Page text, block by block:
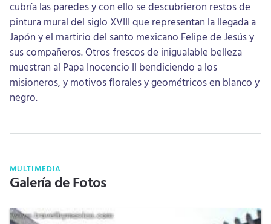
cubría las paredes y con ello se descubrieron restos de
pintura mural del siglo XVIII que representan la llegada a
Japón y el martirio del santo mexicano Felipe de Jesús y
sus compañeros. Otros frescos de inigualable belleza
muestran al Papa Inocencio II bendiciendo a los
misioneros, y motivos florales y geométricos en blanco y
negro.
MULTIMEDIA
Galería de Fotos